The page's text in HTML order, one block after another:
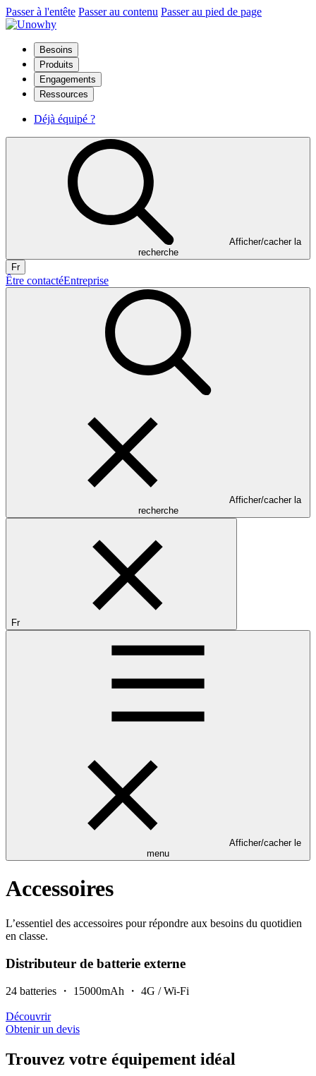
Passer à l'entête Passer au contenu Passer au pied de page
Besoins
Produits
Engagements
Ressources
Déjà équipé ?
Afficher/cacher la
recherche
Fr
Être contactéEntreprise
Afficher/cacher la
recherche
Fr
Afficher/cacher le
menu
Accessoires
L’essentiel des accessoires pour répondre aux besoins du quotidien
en classe.
Distributeur de batterie externe
24 batteries ・ 15000mAh ・ 4G / Wi-Fi
Découvrir
Obtenir un devis
Trouvez votre équipement idéal